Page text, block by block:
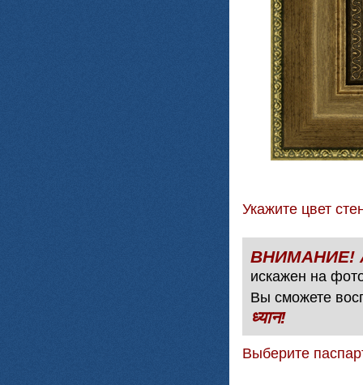
Укажите цвет
искажен на
Вы сможете
ध्यान!
Выберите